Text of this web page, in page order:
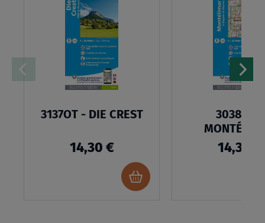
3137OT - DIE CREST
14,30 €
Ajouter
au
3038SB -
14,30 €